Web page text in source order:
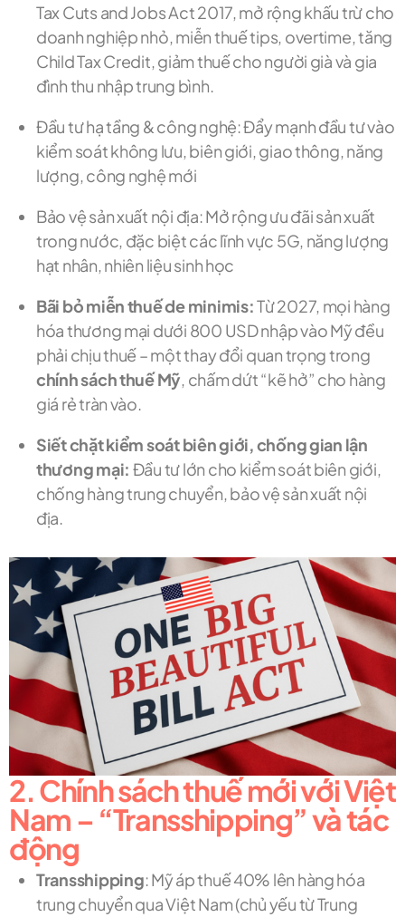
Tax Cuts and Jobs Act 2017, mở rộng khấu trừ cho
doanh nghiệp nhỏ, miễn thuế tips, overtime, tăng
Child Tax Credit, giảm thuế cho người già và gia
đình thu nhập trung bình.
Đầu tư hạ tầng & công nghệ: Đẩy mạnh đầu tư vào
kiểm soát không lưu, biên giới, giao thông, năng
lượng, công nghệ mới
Bảo vệ sản xuất nội địa: Mở rộng ưu đãi sản xuất
trong nước, đặc biệt các lĩnh vực 5G, năng lượng
hạt nhân, nhiên liệu sinh học
Bãi bỏ miễn thuế de minimis:Từ 2027, mọi hàng
hóa thương mại dưới 800 USD nhập vào Mỹ đều
phải chịu thuế – một thay đổi quan trọng trong
chính sách thuế Mỹ, chấm dứt “kẽ hở” cho hàng
giá rẻ tràn vào.
Siết chặt kiểm soát biên giới, chống gian lận
thương mại: Đầu tư lớn cho kiểm soát biên giới,
chống hàng trung chuyển, bảo vệ sản xuất nội
địa.
2. Chính sách thuế mới với Việt
Nam – “Transshipping” và tác
động
Transshipping: Mỹ áp thuế 40% lên hàng hóa
trung chuyển qua Việt Nam (chủ yếu từ Trung